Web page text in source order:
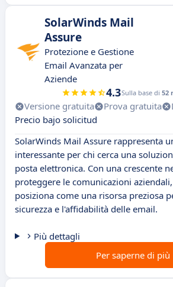
SolarWinds Mail
Assure
Protezione e Gestione
Email Avanzata per
Aziende
4.3Sulla base di 52
Versione gratuita Prova gratuita
Precio bajo solicitud
SolarWinds Mail Assure rappresenta
interessante per chi cerca una
posta elettronica. Con una crescente
proteggere le comunicazioni
posiziona come una risorsa preziosa
sicurezza e l'affidabilità delle email.
Più dettagli
Per saperne di più